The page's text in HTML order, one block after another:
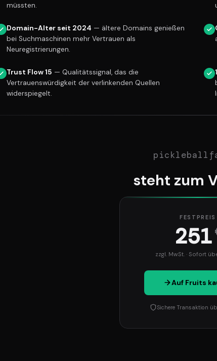
müssten.
Domain-Alter seit 2024 — ältere Domains genießen
bei Suchmaschinen mehr Vertrauen als
Neuregistrierungen.
Trust Flow 15 — Qualitätssignal, das die
Vertrauenswürdigkeit der verlinkenden Quellen
widerspiegelt.
steht zum
FESTPREIS
251
zzgl. MwSt. · Sofort
Auf Fruits
Sichere Transaktion